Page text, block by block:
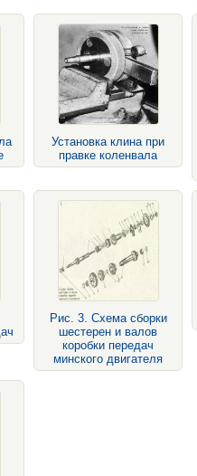
Установка клина при
правке коленвала
Рис. 3. Схема сборки
шестерен и валов
коробки передач
минского двигателя